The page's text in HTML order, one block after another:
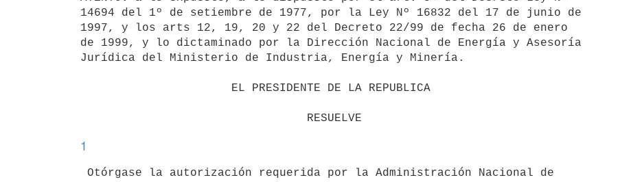
14694 del 1º de setiembre de 1977, por la Ley Nº 16832 del 17 de junio de
1997, y los arts 12, 19, 20 y 22 del Decreto 22/99 de fecha 26 de enero
de 1999, y lo dictaminado por la Dirección Nacional de Energía y Asesoría
Jurídica del Ministerio de Industria, Energía y Minería.
1